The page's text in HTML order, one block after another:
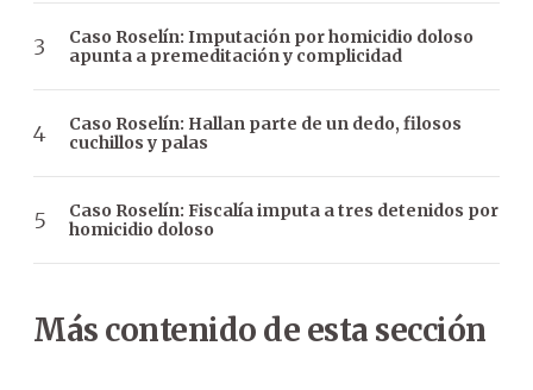
Caso Roselín: Imputación por homicidio doloso
apunta a premeditación y complicidad
Caso Roselín: Hallan parte de un dedo, filosos
cuchillos y palas
Caso Roselín: Fiscalía imputa a tres detenidos por
homicidio doloso
Más contenido de esta sección